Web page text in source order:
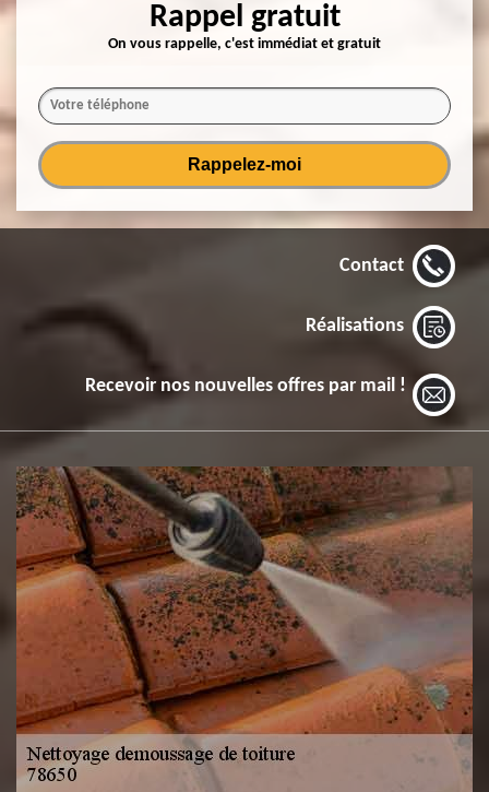
Rappel gratuit
On vous rappelle, c'est immédiat et gratuit
Contact
Réalisations
Recevoir nos nouvelles offres par mail !